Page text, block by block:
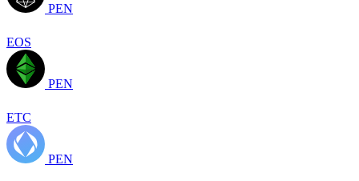
PEN
EOS
PEN
ETC
PEN